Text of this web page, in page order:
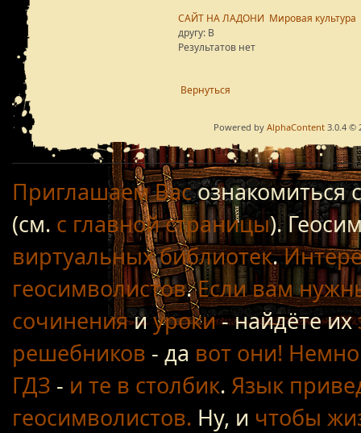
САЙТ НА ЛАДОНИ Мировая культура
другу: B
Результатов нет
Вернуться
Powered byAlphaContent 3.0.4 ©
Приглашаем Васознакомиться с
(см. с главной страницы).
виртуальных библиотек.
геосимволистов.Если вам
сочиненияиуроки- найдёте их
решебников - да вот они!
ГДЗ - и те в столбик. Язык
геосимволистов. Ну, и чтобы